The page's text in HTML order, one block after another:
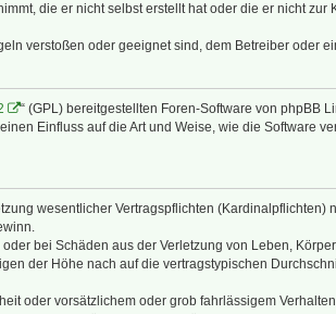
die er nicht selbst erstellt hat oder die er nicht
verstoßen oder geeignet sind, dem Betreiber oder
“ (GPL) bereitgestellten Foren-Software von phpBB
Einfluss auf die Art und Weise, wie die Software
wesentlicher Vertragspflichten
bei Schäden aus der Verletzung von Leben,
der Höhe nach auf die vertragstypischen
oder vorsätzlichem oder grob fahrlässigem